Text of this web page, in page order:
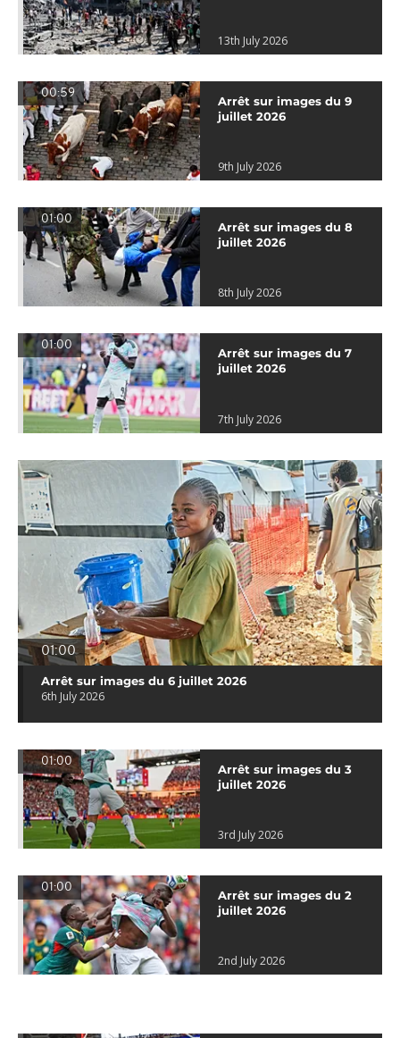
13th July 2026
00:59
Arrêt sur images du 9
juillet 2026
9th July 2026
01:00
Arrêt sur images du 8
juillet 2026
8th July 2026
01:00
Arrêt sur images du 7
juillet 2026
7th July 2026
01:00
Arrêt sur images du 6 juillet 2026
6th July 2026
01:00
Arrêt sur images du 3
juillet 2026
3rd July 2026
01:00
Arrêt sur images du 2
juillet 2026
2nd July 2026